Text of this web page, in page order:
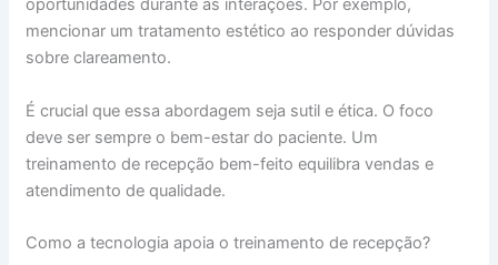
oportunidades durante as interações. Por exemplo,
mencionar um tratamento estético ao responder dúvidas
sobre clareamento.
É crucial que essa abordagem seja sutil e ética. O foco
deve ser sempre o bem-estar do paciente. Um
treinamento de recepção bem-feito equilibra vendas e
atendimento de qualidade.
Como a tecnologia apoia o treinamento de recepção?